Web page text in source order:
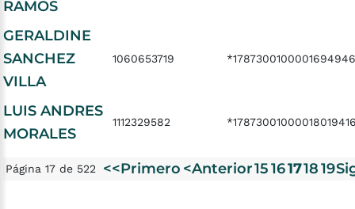
RAMOS
GERALDINE
SANCHEZ
VILLA
1060653719
LUIS ANDRES
MORALES
1112329582
Página 17 de 522 <<Primero <Anterior1516171819